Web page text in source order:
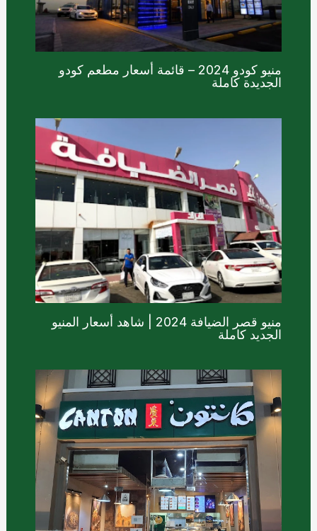
منيو كودو 2024 – قائمة أسعار مطعم كودو
الجديدة كاملة
منيو قصر الضيافة 2024 | شاهد أسعار المنيو
الجديد كاملة